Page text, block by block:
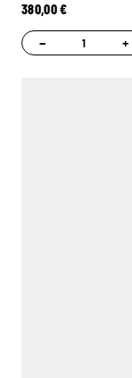
380,00€
− +